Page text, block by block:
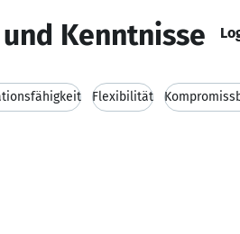
Kenntnisse
Flexibilität